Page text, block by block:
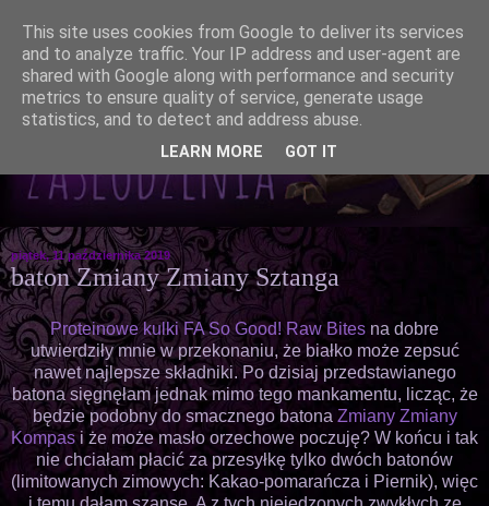
piątek, 11 października 2019
baton Zmiany Zmiany Sztanga
Proteinowe kulki FA So Good! Raw Bites na dobre
utwierdziły mnie w przekonaniu, że białko może zepsuć
nawet najlepsze składniki. Po dzisiaj przedstawianego
batona sięgnęłam jednak mimo tego mankamentu, licząc, że
będzie podobny do smacznego batona Zmiany Zmiany
Kompas i że może masło orzechowe poczuję? W końcu i tak
nie chciałam płacić za przesyłkę tylko dwóch batonów
(limitowanych zimowych: Kakao-pomarańcza i Piernik), więc
This site uses cookies from Google to deliver its services
and to analyze traffic. Your IP address and user-agent are
shared with Google along with performance and security
metrics to ensure quality of service, generate usage
statistics, and to detect and address abuse.
LEARN MORE GOT IT